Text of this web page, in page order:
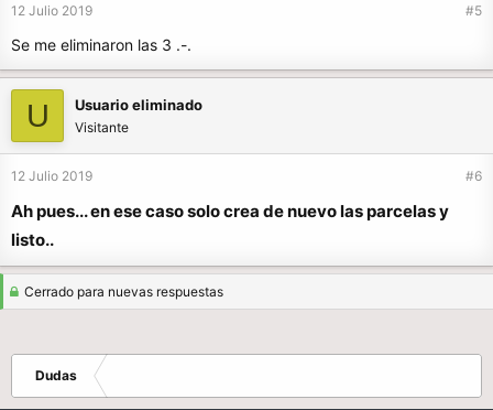
12 Julio 2019 #5
Se me eliminaron las 3 .-.
U Usuario eliminado
Visitante
12 Julio 2019 #6
Ah pues... en ese caso solo crea de nuevo las parcelas y
listo..
Cerrado para nuevas respuestas
Dudas